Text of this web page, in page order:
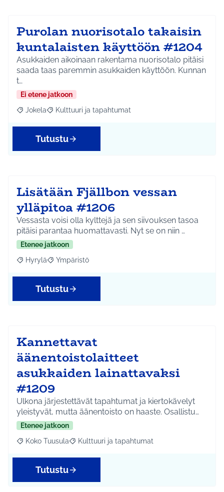
Purolan nuorisotalo takaisin
kuntalaisten käyttöön #1204
Asukkaiden aikoinaan rakentama nuorisotalo pitäisi
saada taas paremmin asukkaiden käyttöön. Kunnan
t…
Ei etene jatkoon
Rajaa tulokset aihepiirin mukaan: Jokela
Jokela Rajaa tulokset teeman mukaan: Kulttuuri ja
Kulttuuri ja tapahtumat
Tutustu
Lisätään Fjällbon vessan
ylläpitoa #1206
Vessasta voisi olla kylttejä ja sen siivouksen tasoa
pitäisi parantaa huomattavasti. Nyt se on niin …
Etenee jatkoon
Rajaa tulokset aihepiirin mukaan: Hyrylä
Hyrylä Rajaa tulokset teeman mukaan: Ympäristö
Ympäristö
Tutustu
Kannettavat
äänentoistolaitteet
asukkaiden lainattavaksi
#1209
Ulkona järjestettävät tapahtumat ja kiertokävelyt
yleistyvät, mutta äänentoisto on haaste. Osallistu…
Etenee jatkoon
Rajaa tulokset aihepiirin mukaan: Koko Tuusula
Koko Tuusula Rajaa tulokset teeman mukaan: Kulttuuri ja
Kulttuuri ja tapahtumat
Tutustu